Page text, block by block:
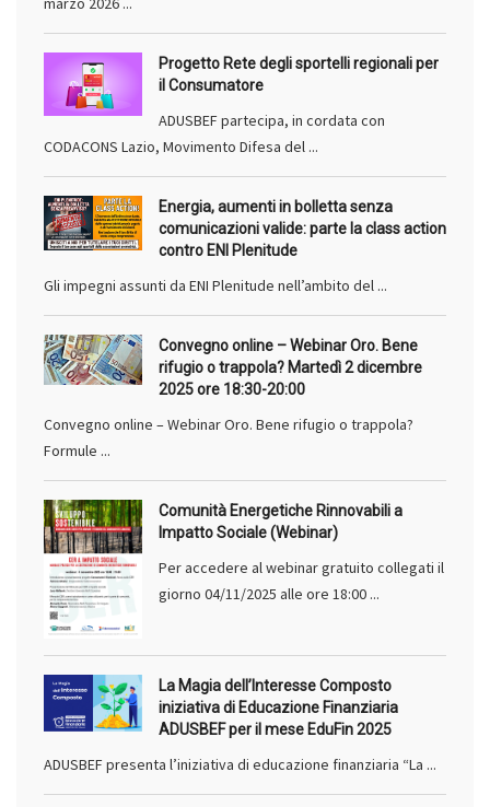
Progetto Rete degli sportelli regionali per
il Consumatore
ADUSBEF partecipa, in cordata con
CODACONS Lazio, Movimento Difesa del ...
Energia, aumenti in bolletta senza
comunicazioni valide: parte la class action
contro ENI Plenitude
Gli impegni assunti da ENI Plenitude nell’ambito del ...
Convegno online – Webinar Oro. Bene
rifugio o trappola? Martedì 2 dicembre
2025 ore 18:30-20:00
Convegno online – Webinar Oro. Bene rifugio o trappola?
Formule ...
Comunità Energetiche Rinnovabili a
Impatto Sociale (Webinar)
Per accedere al webinar gratuito collegati il
giorno 04/11/2025 alle ore 18:00 ...
La Magia dell’Interesse Composto
iniziativa di Educazione Finanziaria
ADUSBEF per il mese EduFin 2025
ADUSBEF presenta l’iniziativa di educazione finanziaria “La ...